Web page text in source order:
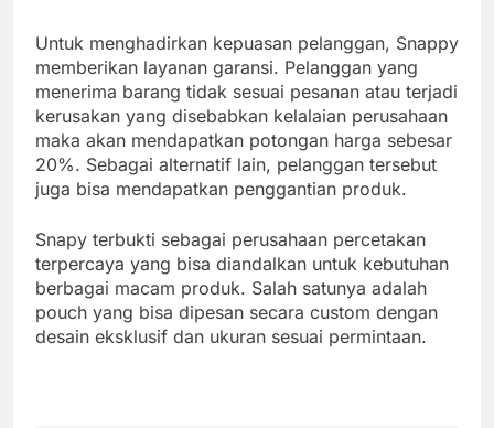
Untuk menghadirkan kepuasan pelanggan, Snappy
memberikan layanan garansi. Pelanggan yang
menerima barang tidak sesuai pesanan atau terjadi
kerusakan yang disebabkan kelalaian perusahaan
maka akan mendapatkan potongan harga sebesar
20%. Sebagai alternatif lain, pelanggan tersebut
juga bisa mendapatkan penggantian produk.
Snapy terbukti sebagai perusahaan percetakan
terpercaya yang bisa diandalkan untuk kebutuhan
berbagai macam produk. Salah satunya adalah
pouch yang bisa dipesan secara custom dengan
desain eksklusif dan ukuran sesuai permintaan.